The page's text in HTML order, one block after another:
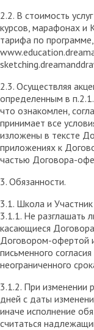
2.2. В стоимость
курсов, марафонах и
тарифа по
2.3. Осуществляя
определенным в
что ознакомлен,
принимает все
изложены в тексте
приложениях к
частью Договора-
3. Обязанности.
3.1. Школа и
3.1.1. Не разглашать
касающиеся
Договором-офертой
письменного
неограниченного
3.1.2. При изменении
дней с даты
иначе исполнение
считаться